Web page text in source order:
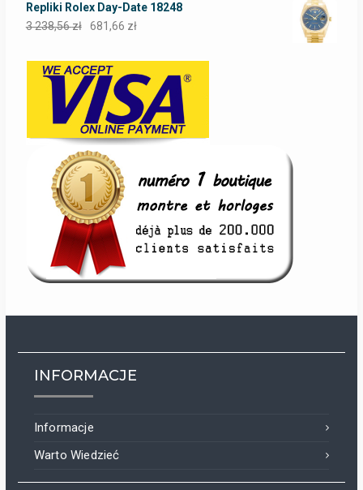
Repliki Rolex Day-Date 18248
3 238,56zł 681,66 zł
INFORMACJE
Informacje
Warto Wiedzieć